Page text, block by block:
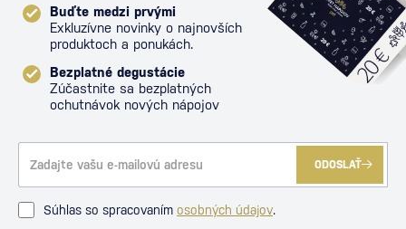
Buďte medzi prvými
Exkluzívne novinky o najnovších
produktoch a ponukách.
Bezplatné degustácie
Zúčastnite sa bezplatných
ochutnávok nových nápojov
ODOSLAŤ
Súhlas so spracovaním osobných údajov.